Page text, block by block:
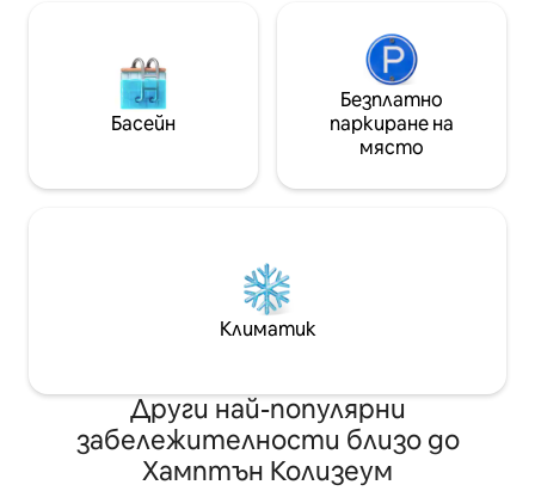
Басейн
Безплатно
паркиране на
място
Климатик
Други най-популярни
забележителности близо до
Хамптън Колизеум